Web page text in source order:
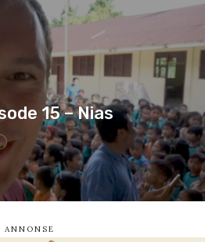
15 – Nias